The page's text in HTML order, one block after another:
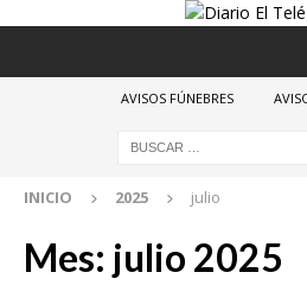
AVISOS FÚNEBRES
INICIO 2025 julio
Mes: julio 2025